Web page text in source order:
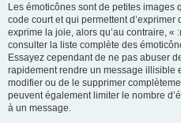
Les émoticônes sont de petites images
code court et qui permettent d’exprimer
exprime la joie, alors qu’au contraire, «
consulter la liste complète des
Essayez cependant de ne pas abuser
rapidement rendre un message illisible
modifier ou de le supprimer
peuvent également limiter le nombre
à un message.